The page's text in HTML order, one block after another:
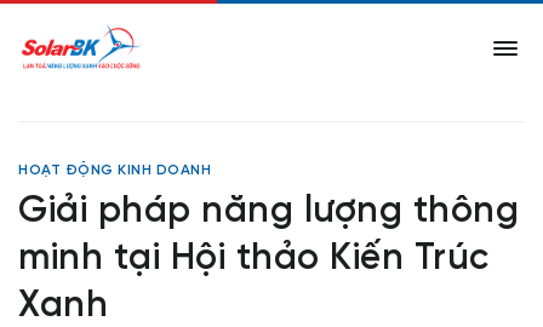
HOẠT ĐỘNG KINH DOANH
Giải pháp năng lượng thông
minh tại Hội thảo Kiến Trúc
Xanh